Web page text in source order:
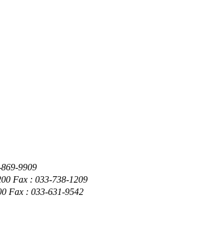
9909
Fax : 033-738-1209
Fax : 033-631-9542